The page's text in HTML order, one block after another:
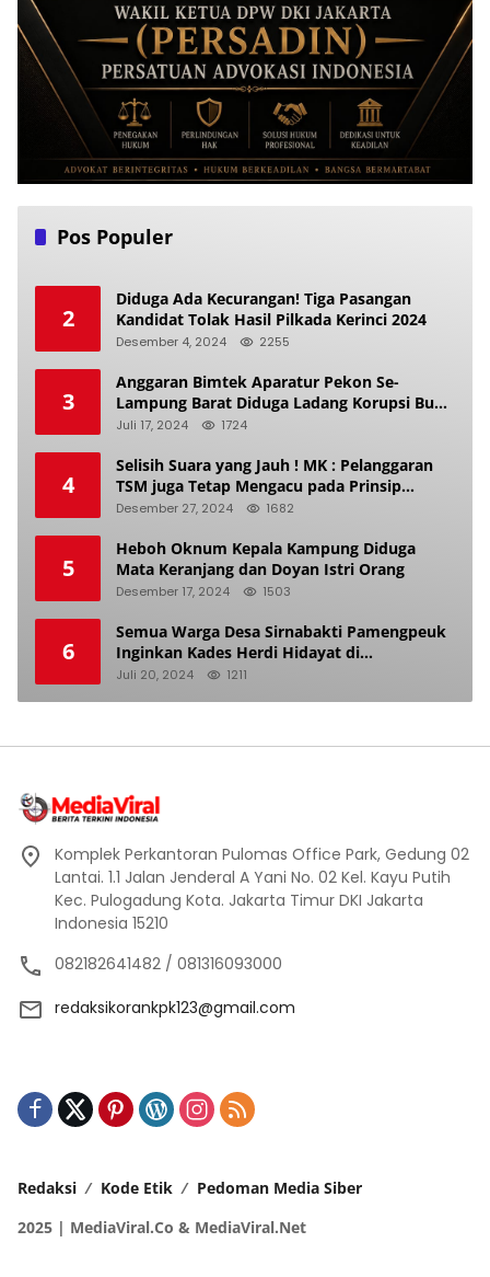
Pos Populer
2
Diduga Ada Kecurangan! Tiga Pasangan
Kandidat Tolak Hasil Pilkada Kerinci 2024
Desember 4, 2024 2255
3
Anggaran Bimtek Aparatur Pekon Se-
Lampung Barat Diduga Ladang Korupsi Buat
Makan Anak Istri
Juli 17, 2024 1724
4
Selisih Suara yang Jauh ! MK : Pelanggaran
TSM juga Tetap Mengacu pada Prinsip
Keadilan Pemilu
Desember 27, 2024 1682
5
Heboh Oknum Kepala Kampung Diduga
Mata Keranjang dan Doyan Istri Orang
Desember 17, 2024 1503
6
Semua Warga Desa Sirnabakti Pamengpeuk
Inginkan Kades Herdi Hidayat di
Berhentikan Dari Jabatan nya
Juli 20, 2024 1211
Komplek Perkantoran Pulomas Office Park, Gedung 02
Lantai. 1.1 Jalan Jenderal A Yani No. 02 Kel. Kayu Putih
Kec. Pulogadung Kota. Jakarta Timur DKI Jakarta
Indonesia 15210
082182641482 / 081316093000
redaksikorankpk123@gmail.com
Redaksi Kode Etik
Pedoman Media Siber
2025 | MediaViral.Co & MediaViral.Net